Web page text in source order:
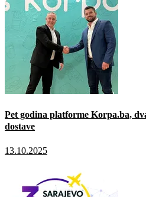
Pet godina platforme Korpa.ba,
dostave
13.10.2025